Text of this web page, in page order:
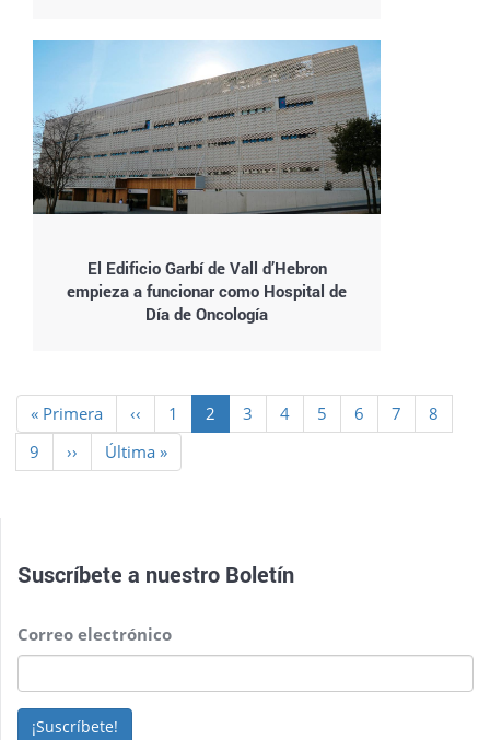
El Edificio Garbí de Vall d’Hebron
empieza a funcionar como Hospital de
Día de Oncología
Paginación
Primera
página
« Primera
Página
anterior
‹‹ Page
1
Página
actual
2 Page
3 Page
4 Page
5 Page
6 Page
7 Page
8
Page
9
Siguiente
página
››
Última
página
Última »
Suscríbete a nuestro Boletín
Correo electrónico
¡Suscríbete!